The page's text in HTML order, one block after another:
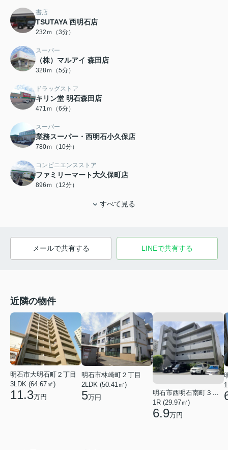
書店
TSUTAYA 西明石店
232ｍ（3分）
スーパー
（株）マルアイ 森田店
328ｍ（5分）
ドラッグストア
キリン堂 明石森田店
471ｍ（6分）
スーパー
業務スーパー・西明石小久保店
780ｍ（10分）
コンビニエンスストア
ファミリーマート大久保町店
896ｍ（12分）
すべて見る
メールで共有する LINEで共有する
近隣の物件
明石市大明石町２丁目
3LDK (64.67㎡)
11.3万円
明石市林崎町２丁目
2LDK (50.41㎡)
5万円
明石市西明石南町３丁目
1R (29.97㎡)
6.9万円